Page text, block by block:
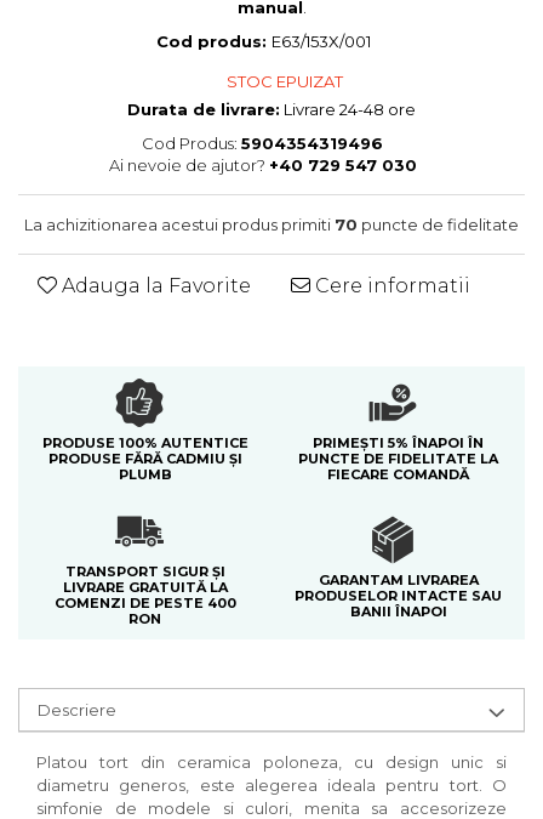
manual
Cod produs: E63/153X/001
STOC EPUIZAT
Durata de livrare: Livrare 24-48 ore
Cod Produs: 5904354319496
Ai nevoie de ajutor? +40 729 547 030
La achizitionarea acestui produs primiti 70 puncte de fidelitate
Adauga la Favorite Cere informatii
PRODUSE 100% AUTENTICE
PRODUSE FĂRĂ CADMIU ȘI
PLUMB
PRIMEȘTI 5% ÎNAPOI ÎN
PUNCTE DE FIDELITATE LA
FIECARE COMANDĂ
TRANSPORT SIGUR ȘI
LIVRARE GRATUITĂ LA
COMENZI DE PESTE 400
RON
GARANTAM LIVRAREA
PRODUSELOR INTACTE SAU
BANII ÎNAPOI
Descriere
Platou tort din ceramica poloneza, cu design unic si
diametru generos, este alegerea ideala pentru tort. O
simfonie de modele si culori, menita sa accesorizeze